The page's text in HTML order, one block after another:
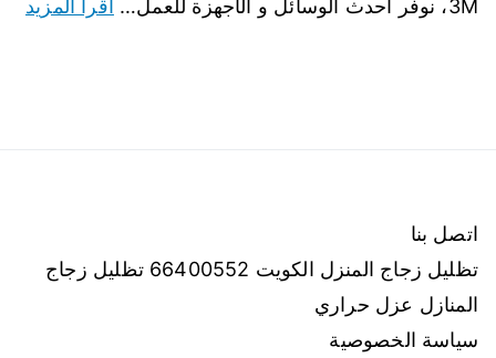
3M، نوفر احدث الوسائل و الأجهزة للعمل…
اقرأ المزيد
اتصل بنا
تظليل زجاج المنزل الكويت 66400552 تظليل زجاج
المنازل عزل حراري
سياسة الخصوصية